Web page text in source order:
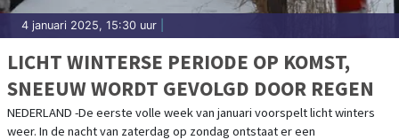
4 januari 2025, 15:30 uur
LICHT WINTERSE PERIODE OP KOMST,
SNEEUW WORDT GEVOLGD DOOR REGEN
NEDERLAND -De eerste volle week van januari voorspelt licht winters
weer. In de nacht van zaterdag op zondag ontstaat er een